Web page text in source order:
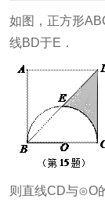
如图，正方形
线BD于E．
则直线CD与⊙O